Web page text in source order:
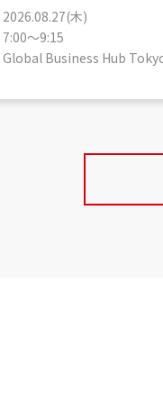
2026.08.27(木)
7:00～9:15
Global Business Hub